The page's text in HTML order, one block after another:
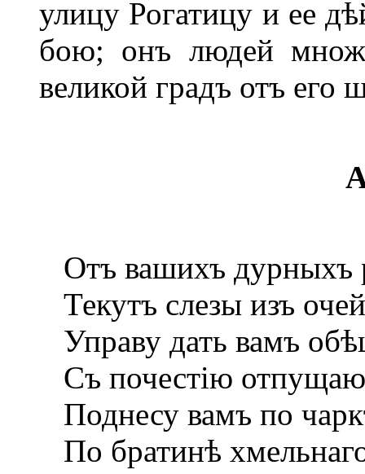
улицу Рогатицу и ее
бою; онъ людей
великой градъ отъ его
Отъ вашихъ дурныхъ
Текутъ слезы изъ
Управу дать вамъ
Съ почестію
Поднесу вамъ по
По братинѣ